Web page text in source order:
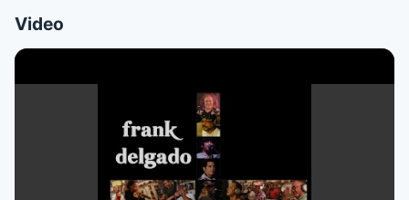
Video